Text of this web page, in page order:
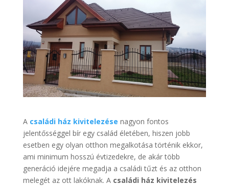
A családi ház kivitelezése nagyon fontos
jelentősséggel bír egy család életében, hiszen jobb
esetben egy olyan otthon megalkotása történik ekkor,
ami minimum hosszú évtizedekre, de akár több
generáció idejére megadja a családi tűzt és az otthon
melegét az ott lakóknak. A családi ház kivitelezés